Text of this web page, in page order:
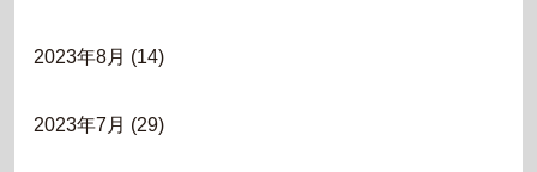
2023年8月 (14)
2023年7月 (29)